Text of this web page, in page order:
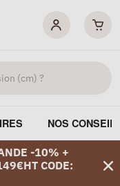
NOS
-10% +
CODE: